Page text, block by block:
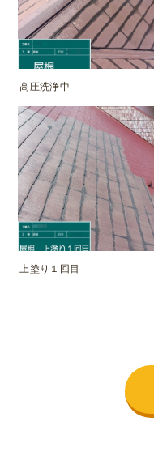
高圧洗浄中
上塗り１回目